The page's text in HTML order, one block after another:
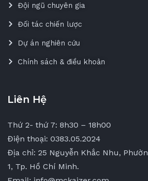
Đội ngũ chuyên gia
Đối tác chiến lược
Dự án nghiên cứu
Chính sách & điều khoản
Liên Hệ
Thứ 2- thứ 7: 8h30 – 18h00
Điện thoại: 0383.05.2024
Địa chỉ: 25 Nguyễn Khắc Nhu,
1, Tp. Hồ Chí Minh.